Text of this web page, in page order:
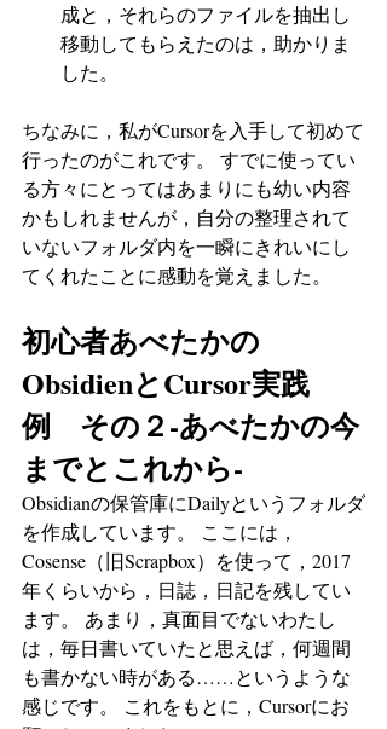
成と，それらのファイルを抽出し
移動してもらえたのは，助かりま
した。
ちなみに，私がCursorを入手して初めて
行ったのがこれです。 すでに使ってい
る方々にとってはあまりにも幼い内容
かもしれませんが，自分の整理されて
いないフォルダ内を一瞬にきれいにし
てくれたことに感動を覚えました。
初心者あべたかの
ObsidienとCursor実践
例　その２-あべたかの今
までとこれから-
Obsidianの保管庫にDailyというフォルダ
を作成しています。 ここには，
Cosense（旧Scrapbox）を使って，2017
年くらいから，日誌，日記を残してい
ます。 あまり，真面目でないわたし
は，毎日書いていたと思えば，何週間
も書かない時がある……というような
感じです。 これをもとに，Cursorにお